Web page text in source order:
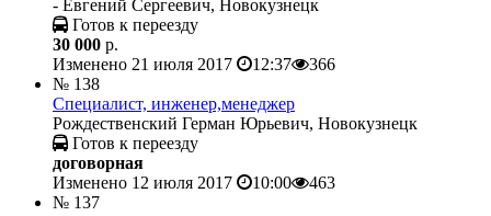
- Евгений Сергеевич, Новокузнецк
Готов к переезду
30 000 р.
Изменено 21 июля 2017
12:37
366
№ 138
Специалист, инженер,менеджер
Рождественский Герман Юрьевич, Новокузнецк
Готов к переезду
договорная
Изменено 12 июля 2017
10:00
463
№ 137